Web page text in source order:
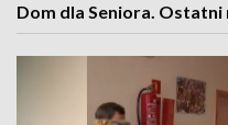
Dom dla Seniora. Ostatni